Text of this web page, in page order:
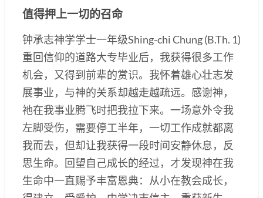
值得押上一切的召命
钟承志神学学士一年级Shing-chi Chung (B.Th. 1)
重回信仰的道路大专毕业后，我获得很多工作
机会，又得到前辈的赏识。我怀着雄心壮志发
展事业，与神的关系却越走越疏远。感谢神，
祂在我事业腾飞时把我拉下来。一场意外令我
左脚受伤，需要停工半年，一切工作成就都离
我而去，但却让我获得一段时间安静休息，反
思生命。回望自己成长的经过，才发现神在我
生命中一直赐予丰富恩典：从小在教会成长，